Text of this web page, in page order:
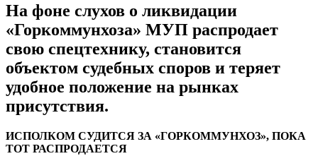
На фоне слухов о ликвидации
«Горкоммунхоза» МУП распродает
свою спецтехнику, становится
объектом судебных споров и теряет
удобное положение на рынках
присутствия.
ИСПОЛКОМ СУДИТСЯ ЗА «ГОРКОММУНХОЗ», ПОКА
ТОТ РАСПРОДАЕТСЯ